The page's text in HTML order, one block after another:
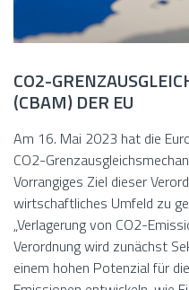
CO2-
(CBAM) DER EU
Am 16. Mai 2023 hat die
CO2-
Vorrangiges Ziel dieser
wirtschaftliches Umfeld zu
„Verlagerung von CO2-
Verordnung wird zunächst
einem hohen Potenzial für